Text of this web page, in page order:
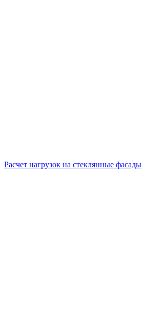
Расчет нагрузок на стеклянные фасады